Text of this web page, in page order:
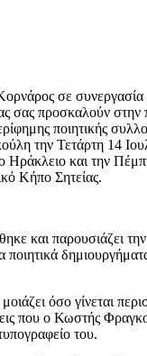
σε
σας προσκαλούν στην
ποιητικής
την Τετάρτη 14
και την
Κήπο Σητείας.
και παρουσιάζει
ποιητικά
όσο γίνεται
που ο Κωστής
του.